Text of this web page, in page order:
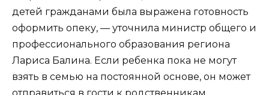
детей гражданами была выражена готовность
оформить опеку, — уточнила министр общего и
профессионального образования региона
Лариса Балина. Если ребенка пока не могут
взять в семью на постоянной основе, он может